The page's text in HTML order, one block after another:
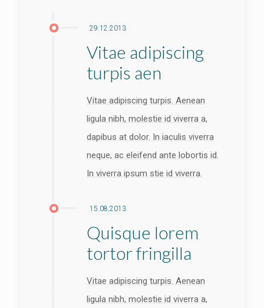
29.12.2013
Vitae adipiscing
turpis aen
Vitae adipiscing turpis. Aenean
ligula nibh, molestie id viverra a,
dapibus at dolor. In iaculis viverra
neque, ac eleifend ante lobortis id.
In viverra ipsum stie id viverra.
15.08.2013
Quisque lorem
tortor fringilla
Vitae adipiscing turpis. Aenean
ligula nibh, molestie id viverra a,